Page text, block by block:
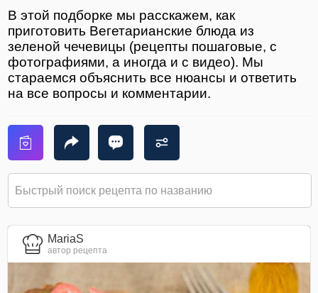
В этой подборке мы расскажем, как
приготовить Вегетарианские блюда из
зеленой чечевицы (рецепты пошаговые, с
фотографиями, а иногда и с видео). Мы
стараемся объяснить все нюансы и ответить
на все вопросы и комментарии.
MariaS
автор рецепта